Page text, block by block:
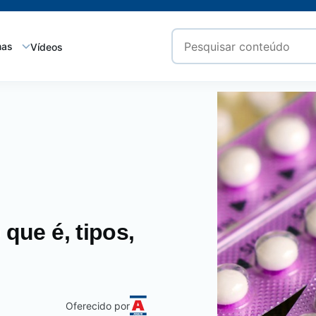
Vídeos
é, tipos,
Oferecido por